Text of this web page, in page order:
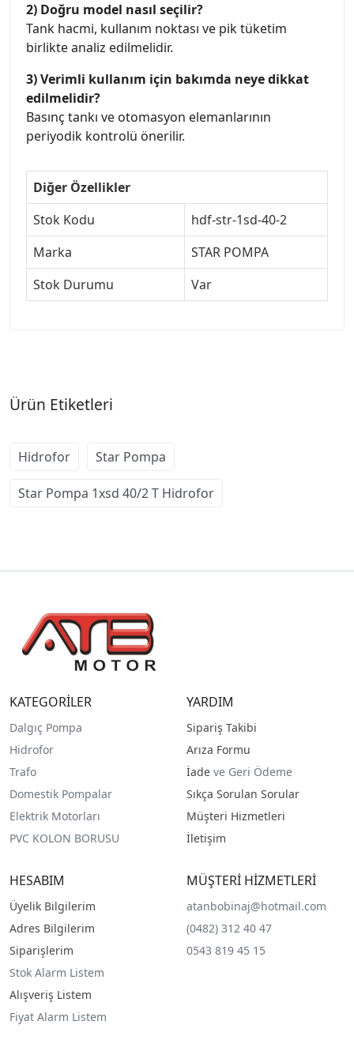
2) Doğru model nasıl seçilir?
Tank hacmi, kullanım noktası ve pik tüketim
birlikte analiz edilmelidir.
3) Verimli kullanım için bakımda neye dikkat
edilmelidir?
Basınç tankı ve otomasyon elemanlarının
periyodik kontrolü önerilir.
Diğer Özellikler
Stok Kodu
hdf-str-1sd-40-2
Marka
STAR POMPA
Stok Durumu
Var
Ürün Etiketleri
Hidrofor Star Pompa
Star Pompa 1xsd 40/2 T Hidrofor
KATEGORİLER
Dalgıç Pompa
Hidrofor
Trafo
Domestik Pompalar
Elektrik Motorları
PVC KOLON BORUSU
YARDIM
Sipariş Takibi
Arıza Formu
İade ve Geri Ödeme
Sıkça Sorulan Sorular
Müşteri Hizmetleri
İletişim
HESABIM
Üyelik Bilgilerim
Adres Bilgilerim
Siparişlerim
Stok Alarm Listem
Alışveriş Listem
Fiyat Alarm Listem
MÜŞTERİ HİZMETLERİ
atanbobinaj@hotmail.com
(0482) 312 40 47
0543 819 45 15